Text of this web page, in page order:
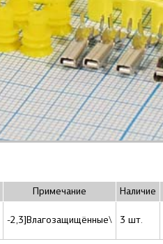
Примечание Наличие
-2,3]Влагозащищённые\ 3 шт.